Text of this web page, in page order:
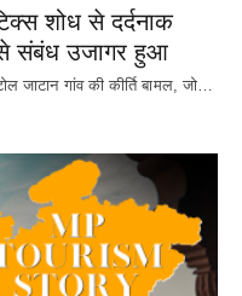
शोध से दर्दनाक
से संबंध उजागर हुआ
जाटान गांव की कीर्ति बामल, जो…